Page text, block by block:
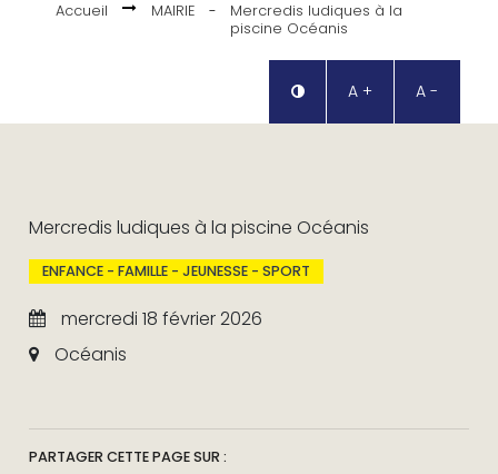
Accueil MAIRIE -
Mercredis ludiques à la
piscine Océanis
A + A -
Mercredis ludiques à la piscine Océanis
ENFANCE - FAMILLE - JEUNESSE - SPORT
mercredi 18 février 2026
Océanis
PARTAGER CETTE PAGE SUR :